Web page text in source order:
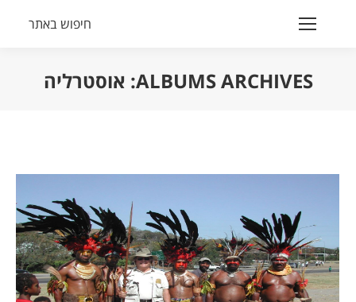
Search:
חיפוש באתר
ALBUMS ARCHIVES: אוסטרליה